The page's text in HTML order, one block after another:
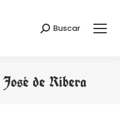
Buscar:
Buscar
José de Ribera